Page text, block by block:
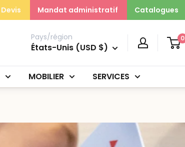
Devis Mandat administratif Catalogues
Pays/région
États-Unis (USD $)
0
MOBILIER SERVICES